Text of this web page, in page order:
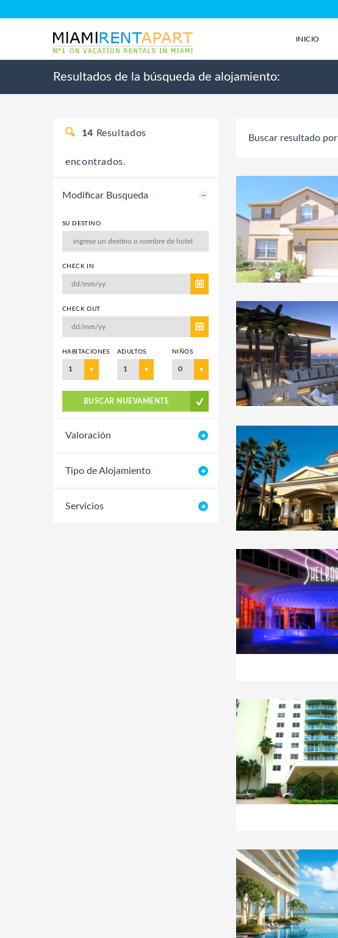
INICIO
Resultados de la búsqueda de alojamiento:
14 Resultados
encontrados.
Modificar Busqueda
SU DESTINO
CHECK IN
CHECK OUT
HABITACIONES
1
ADULTOS
1
NIÑOS
0
BUSCAR NUEVAMENTE
Valoración
Tipo de Alojamiento
Servicios
Buscar resultado por